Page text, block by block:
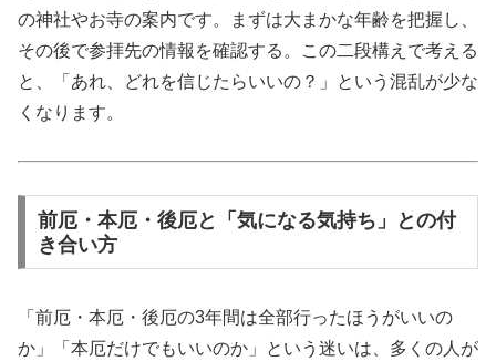
の神社やお寺の案内です。まずは大まかな年齢を把握し、
その後で参拝先の情報を確認する。この二段構えで考える
と、「あれ、どれを信じたらいいの？」という混乱が少な
くなります。
前厄・本厄・後厄と「気になる気持ち」との付
き合い方
「前厄・本厄・後厄の3年間は全部行ったほうがいいの
か」「本厄だけでもいいのか」という迷いは、多くの人が